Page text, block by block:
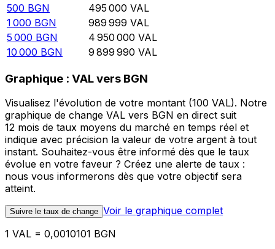
500 BGN 495 000 VAL
1 000 BGN 989 999 VAL
5 000 BGN 4 950 000 VAL
10 000 BGN 9 899 990 VAL
Graphique : VAL vers BGN
Visualisez l'évolution de votre montant (100 VAL). Notre
graphique de change VAL vers BGN en direct suit
12 mois de taux moyens du marché en temps réel et
indique avec précision la valeur de votre argent à tout
instant. Souhaitez-vous être informé dès que le taux
évolue en votre faveur ? Créez une alerte de taux :
nous vous informerons dès que votre objectif sera
atteint.
Suivre le taux de change Voir le graphique complet
1 VAL = 0,0010101 BGN